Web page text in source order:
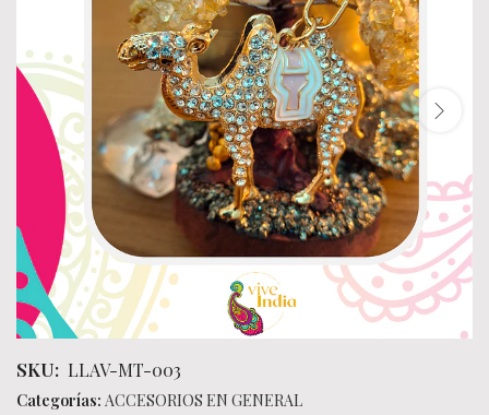
SKU: LLAV-MT-003
Categorías: ACCESORIOS EN GENERAL